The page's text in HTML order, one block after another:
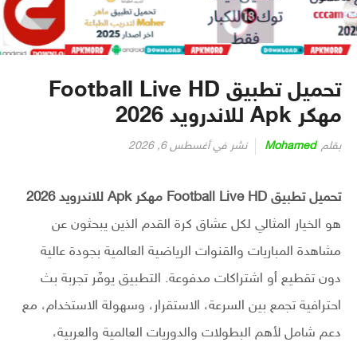
تحميل تطبيق Football Live HD
مهكر Apk للاندرويد 2026
بقلم Mohamed نشر في أغسطس 6, 2026
تحميل تطبيق Football Live HD مهكر Apk للاندرويد 2026
هو الخيار المثالي لكل عشاق كرة القدم الذين يبحثون عن
مشاهدة المباريات والقنوات الرياضية العالمية بجودة عالية
دون تقطيع أو اشتراكات مدفوعة. التطبيق يوفّر تجربة بث
احترافية تجمع بين السرعة، الاستقرار، وسهولة الاستخدام، مع
دعم شامل لأهم البطولات والدوريات العالمية والعربية،